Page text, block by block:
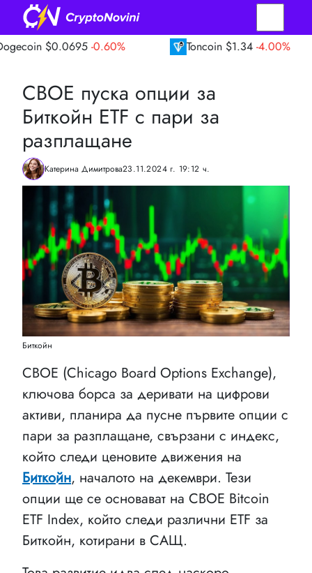
-0.60% Toncoin $1.34 -4.00%
CBOE пуска опции за
Биткойн ETF с пари за
разплащане
Катерина Димитрова23.11.2024 г. 19:12 ч.
Биткойн
CBOE (Chicago Board Options Exchange),
ключова борса за деривати на цифрови
активи, планира да пусне първите опции с
пари за разплащане, свързани с индекс,
който следи ценовите движения на
Биткойн, началото на декември. Тези
опции ще се основават на CBOE Bitcoin
ETF Index, който следи различни ETF за
Биткойн, котирани в САЩ.